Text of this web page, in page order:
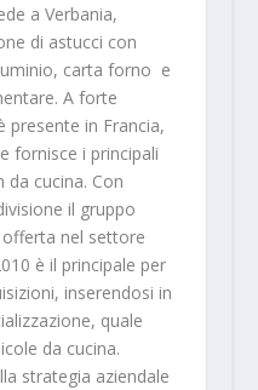
a Verbania,
di astucci con
carta forno e
A forte
presente in Francia,
fornisce i principali
cucina. Con
il gruppo
nel settore
è il principale per
inserendosi in
quale
da cucina.
strategia aziendale